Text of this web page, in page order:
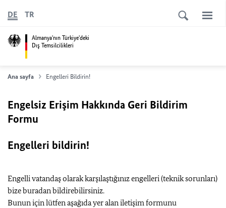
Almanya'nın Türkiye'deki
Dış Temsilcilikleri
DE TR
Ana sayfa Engelleri Bildirin!
Engelsiz Erişim Hakkında Geri Bildirim
Formu
Engelleri bildirin!
Engelli vatandaş olarak karşılaştığınız engelleri (teknik sorunları)
bize buradan bildirebilirsiniz.
Bunun için lütfen aşağıda yer alan iletişim formunu